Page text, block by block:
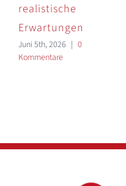
realistische
Erwartungen
Juni 5th, 2026 | 0
Kommentare